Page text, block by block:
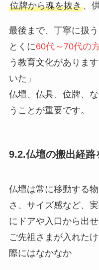
位牌から魂を抜き、
最後まで、丁寧に扱
とくに60代～70代の
う教育文化がありま
いた」
仏壇、仏具、位牌、
うことが重要です。
9.2.仏壇の搬出経路
仏壇は常に移動する
さ、サイズ感など、
にドアや入口から出
ご先祖さまが入れた
際にはなかなか